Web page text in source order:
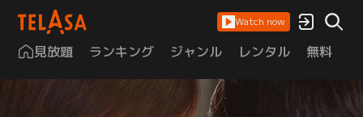
Watch now
見放題 ランキング ジャンル レンタル 無料